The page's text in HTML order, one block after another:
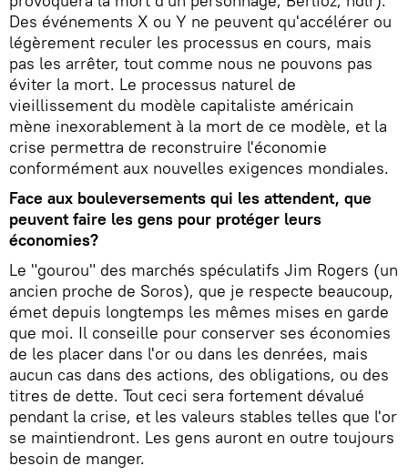
Des événements X ou Y ne peuvent qu'accélérer ou
légèrement reculer les processus en cours, mais
pas les arrêter, tout comme nous ne pouvons pas
éviter la mort. Le processus naturel de
vieillissement du modèle capitaliste américain
mène inexorablement à la mort de ce modèle, et la
crise permettra de reconstruire l'économie
conformément aux nouvelles exigences mondiales.
Face aux bouleversements qui les attendent, que
peuvent faire les gens pour protéger leurs
économies?
Le "gourou" des marchés spéculatifs Jim Rogers (un
ancien proche de Soros), que je respecte beaucoup,
émet depuis longtemps les mêmes mises en garde
que moi. Il conseille pour conserver ses économies
de les placer dans l'or ou dans les denrées, mais
aucun cas dans des actions, des obligations, ou des
titres de dette. Tout ceci sera fortement dévalué
pendant la crise, et les valeurs stables telles que l'or
se maintiendront. Les gens auront en outre toujours
besoin de manger.